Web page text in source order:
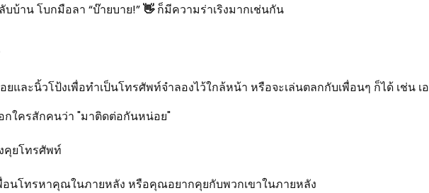
บบ้าน โบกมือลา “บ๊ายบาย!”👋ก็มีความร่าเริงมากเช่นกัน
และนิ้วโป้งเพื่อทำเป็นโทรศัพท์จำลองไว้ใกล้หน้า หรือจะเล่นตลกกับเพื่อนๆ ก็ได้ เช่น เ
ใครสักคนว่า "มาติดต่อกันหน่อย"
คุยโทรศัพท์
นโทรหาคุณในภายหลัง หรือคุณอยากคุยกับพวกเขาในภายหลัง